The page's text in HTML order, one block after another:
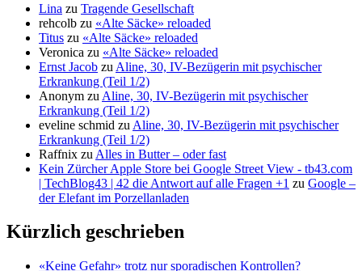
Lina zu Tragende Gesellschaft
rehcolb zu «Alte Säcke» reloaded
Titus zu «Alte Säcke» reloaded
Veronica zu «Alte Säcke» reloaded
Ernst Jacob zu Aline, 30, IV-Bezügerin mit psychischer
Erkrankung (Teil 1/2)
Anonym zu Aline, 30, IV-Bezügerin mit psychischer
Erkrankung (Teil 1/2)
eveline schmid zu Aline, 30, IV-Bezügerin mit psychischer
Erkrankung (Teil 1/2)
Raffnix zu Alles in Butter – oder fast
Kein Zürcher Apple Store bei Google Street View - tb43.com
| TechBlog43 | 42 die Antwort auf alle Fragen +1 zu Google –
der Elefant im Porzellanladen
Kürzlich geschrieben
«Keine Gefahr» trotz nur sporadischen Kontrollen?